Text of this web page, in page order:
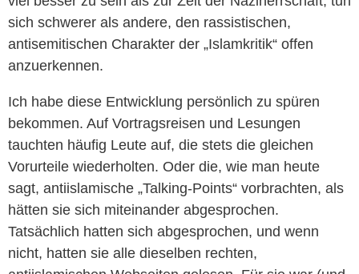
sich schwerer als andere, den rassistischen,
antisemitischen Charakter der „Islamkritik“ offen
anzuerkennen.
Ich habe diese Entwicklung persönlich zu spüren
bekommen. Auf Vortragsreisen und Lesungen
tauchten häufig Leute auf, die stets die gleichen
Vorurteile wiederholten. Oder die, wie man heute
sagt, antiislamische „Talking-Points“ vorbrachten, als
hätten sie sich miteinander abgesprochen.
Tatsächlich hatten sich abgesprochen, und wenn
nicht, hatten sie alle dieselben rechten,